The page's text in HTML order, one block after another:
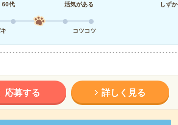
60代
活気がある
しずか
コツコツ
応募する 詳しく見る